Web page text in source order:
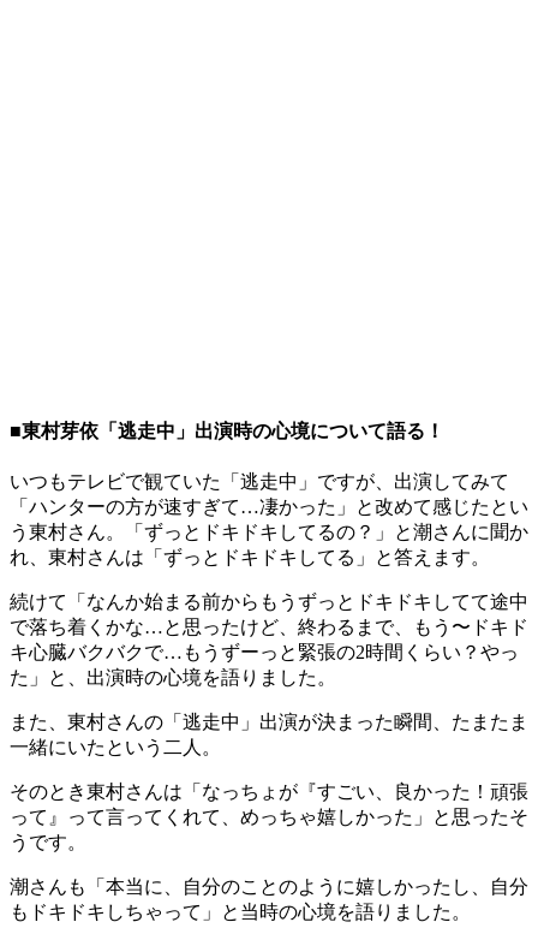
■東村芽依「逃走中」出演時の心境について語る！
いつもテレビで観ていた「逃走中」ですが、出演してみて
「ハンターの方が速すぎて…凄かった」と改めて感じたとい
う東村さん。「ずっとドキドキしてるの？」と潮さんに聞か
れ、東村さんは「ずっとドキドキしてる」と答えます。
続けて「なんか始まる前からもうずっとドキドキしてて途中
で落ち着くかな…と思ったけど、終わるまで、もう〜ドキド
キ心臓バクバクで…もうずーっと緊張の2時間くらい？やっ
た」と、出演時の心境を語りました。
また、東村さんの「逃走中」出演が決まった瞬間、たまたま
一緒にいたという二人。
そのとき東村さんは「なっちょが『すごい、良かった！頑張
って』って言ってくれて、めっちゃ嬉しかった」と思ったそ
うです。
潮さんも「本当に、自分のことのように嬉しかったし、自分
もドキドキしちゃって」と当時の心境を語りました。